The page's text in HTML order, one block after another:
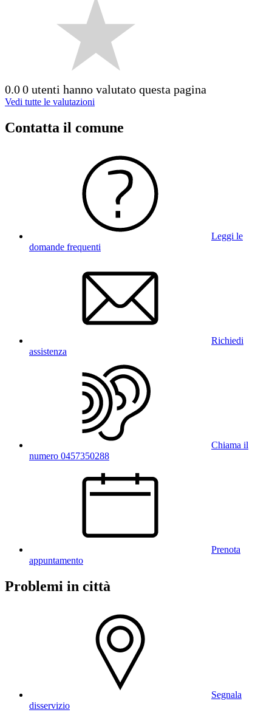
0.00 utenti hanno valutato questa pagina
Vedi tutte le valutazioni
Contatta il comune
Leggi le
domande frequenti
Richiedi
assistenza
Chiama il
numero 0457350288
Prenota
appuntamento
Problemi in città
Segnala
disservizio